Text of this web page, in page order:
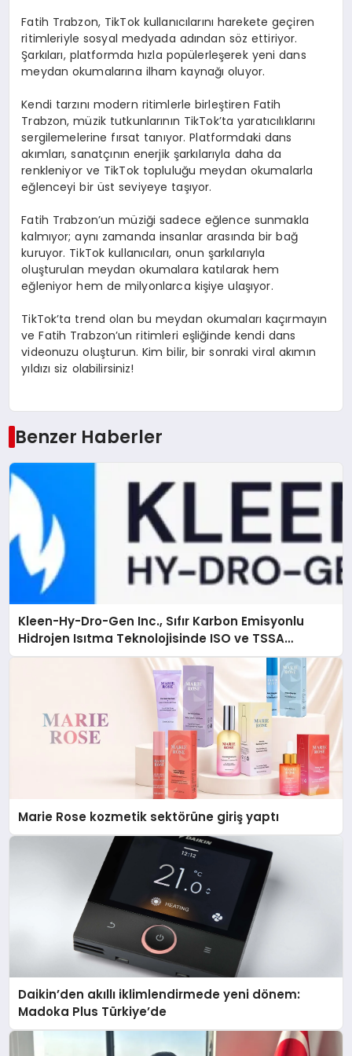
Fatih Trabzon, TikTok kullanıcılarını harekete geçiren
ritimleriyle sosyal medyada adından söz ettiriyor.
Şarkıları, platformda hızla popülerleşerek yeni dans
meydan okumalarına ilham kaynağı oluyor.
Kendi tarzını modern ritimlerle birleştiren Fatih
Trabzon, müzik tutkunlarının TikTok’ta yaratıcılıklarını
sergilemelerine fırsat tanıyor. Platformdaki dans
akımları, sanatçının enerjik şarkılarıyla daha da
renkleniyor ve TikTok topluluğu meydan okumalarla
eğlenceyi bir üst seviyeye taşıyor.
Fatih Trabzon’un müziği sadece eğlence sunmakla
kalmıyor; aynı zamanda insanlar arasında bir bağ
kuruyor. TikTok kullanıcıları, onun şarkılarıyla
oluşturulan meydan okumalara katılarak hem
eğleniyor hem de milyonlarca kişiye ulaşıyor.
TikTok’ta trend olan bu meydan okumaları kaçırmayın
ve Fatih Trabzon’un ritimleri eşliğinde kendi dans
videonuzu oluşturun. Kim bilir, bir sonraki viral akımın
yıldızı siz olabilirsiniz!
Benzer Haberler
Kleen-Hy-Dro-Gen Inc., Sıfır Karbon Emisyonlu
Hidrojen Isıtma Teknolojisinde ISO ve TSSA
Düzenleyici Onaylarını Aldı
Marie Rose kozmetik sektörüne giriş yaptı
Daikin’den akıllı iklimlendirmede yeni dönem:
Madoka Plus Türkiye’de